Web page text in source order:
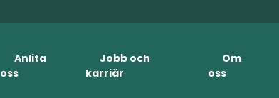
Anlita
oss
Jobb och
karriär
Om
oss